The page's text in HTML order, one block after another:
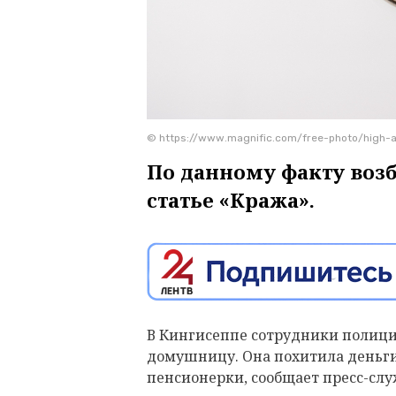
© https://www.magnific.com/free-photo/high-
По данному факту
статье «Кража».
В Кингисеппе сотрудники
домушницу. Она похитила
пенсионерки, сообщает пресс-